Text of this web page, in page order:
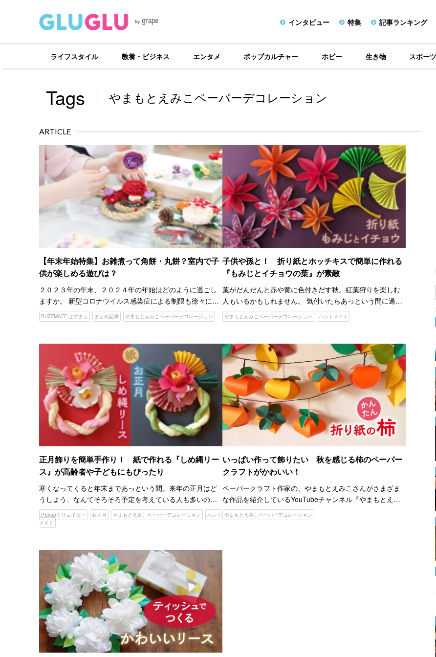
インタビュー 特集 記事ランキング
ライフスタイル 教養・ビジネス エンタメ ポップカルチャー ホビー 生き物 スポーツ
Tags やまもとえみこペーパーデコレーション
ARTICLE
【年末年始特集】お雑煮って角餅・丸餅？室内で子
供が楽しめる遊びは？
２０２３年の年末、２０２４年の年始はどのように過ごし
ますか。 新型コロナウイルス感染症による制限も徐々に緩
和され、久しぶりに帰省をする人もいるかもしれません。
しばらく家族や親戚に会ってなかったからこそ、話すこと
BUZZMAFF ばずまふ まとめ記事 やまもとえみこペーパーデコレーション
子供や孫と！ 折り紙とホッチキスで簡単に作れる
『もみじとイチョウの葉』が素敵
葉がだんだんと赤や黄に色付きだす秋。紅葉狩りを楽しむ
人もいるかもしれません。 気付いたらあっという間に過ぎ
去ってしまう秋を、家の中でも存分に楽しんでみるのはい
かがでしょうか。 ペーパークラフト作家のやまもとえみこ
やまもとえみこペーパーデコレーション ハンドメイド
正月飾りを簡単手作り！ 紙で作れる『しめ縄リー
ス』が高齢者や子どもにもぴったり
寒くなってくると年末まであっという間。来年の正月はど
うしよう、なんてそろそろ予定を考えている人も多いので
はないでしょうか。 いい年を迎えるために、正月飾りを手
作りしてみるのもいいかもしれません。 ペーパークラフト
Pickupクリエイター お正月 やまもとえみこペーパーデコレーション
ハンド
メイド
いっぱい作って飾りたい 秋を感じる柿のペーパー
クラフトがかわいい！
ペーパークラフト作家の、やまもとえみこさんがさまざま
な作品を紹介しているYouTubeチャンネル『やまもとえみ
こペーパーデコレーション』。 簡単に作れて季節を感じら
れる作品が、国内外の人から人気を集めています。 ティッ
やまもとえみこペーパーデコレーション
「これは助かる！」「早く知り
たかった」
2024.01.12
１００均のプラ板と除光液でで
きた！ 好きな絵柄や写真を転
写する方法がこちら
2024.04.12
概要欄はどこにある？
YouTube初心者でも使いこなせ
2024.06.28
い」 バッグに後からファスナ
ーを付けたい時は…
2022.08.09